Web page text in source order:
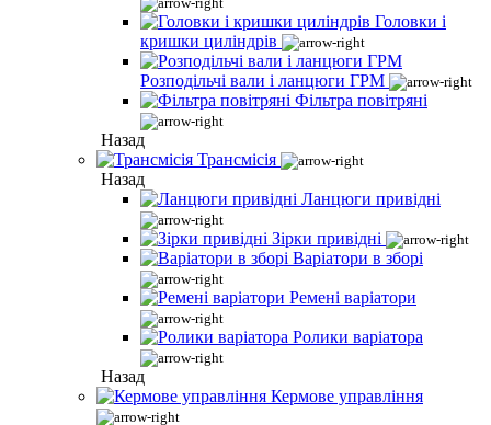
Головки і
кришки циліндрів
Розподільчі вали і ланцюги ГРМ
Фільтра повітряні
Назад
Трансмісія
Назад
Ланцюги привідні
Зірки привідні
Варіатори в зборі
Ремені варіатори
Ролики варіатора
Назад
Кермове управління